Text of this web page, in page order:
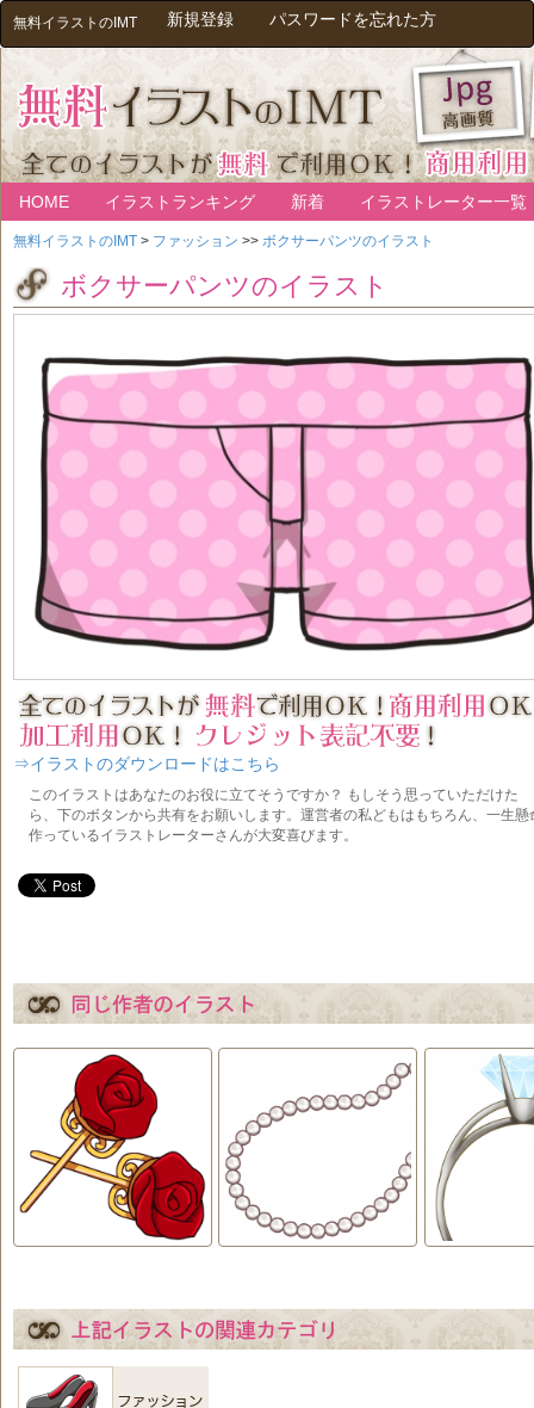
無料イラストのIMT 新規登録 パスワードを忘れた方
HOME イラストランキング 新着 イラストレーター一覧
無料イラストのIMT > ファッション >> ボクサーパンツのイラスト
ボクサーパンツのイラスト
⇒イラストのダウンロードはこちら